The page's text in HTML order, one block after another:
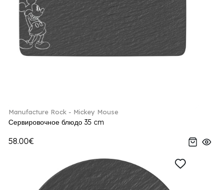
Manufacture Rock - Mickey Mouse
Сервировочное блюдо 35 cm
58.00€